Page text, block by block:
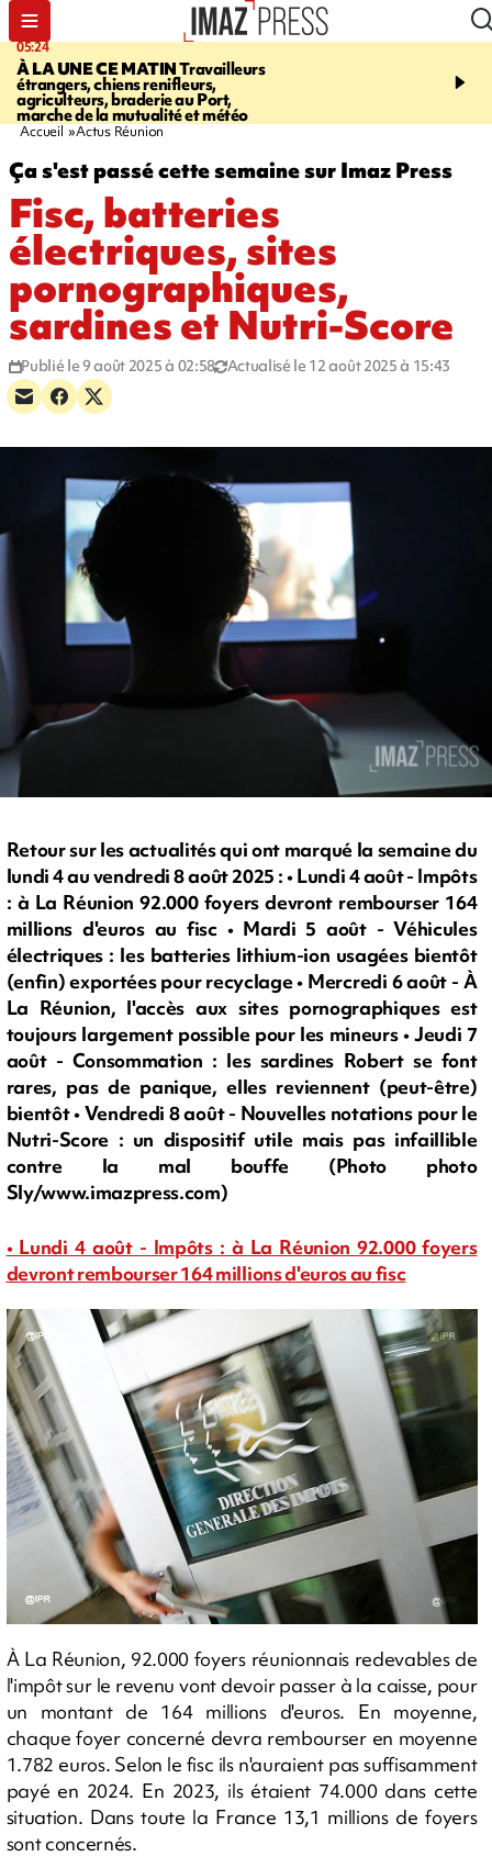
05:24
À LA UNE CE MATINTravailleurs
étrangers, chiens renifleurs,
agriculteurs, braderie au Port,
marche de la mutualité et météo
07:05
mobilisés pour traquer
Accueil Actus Réunion
Ça s'est passé cette semaine sur Imaz Press
Fisc, batteries
électriques, sites
pornographiques,
sardines et Nutri-Score
Publié le 9 août 2025 à 02:58 Actualisé le 12 août 2025 à 15:43
Retour sur les actualités qui ont marqué la semaine du
lundi 4 au vendredi 8 août 2025 : • Lundi 4 août - Impôts
: à La Réunion 92.000 foyers devront rembourser 164
millions d'euros au fisc • Mardi 5 août - Véhicules
électriques : les batteries lithium-ion usagées bientôt
(enfin) exportées pour recyclage • Mercredi 6 août - À
La Réunion, l'accès aux sites pornographiques est
toujours largement possible pour les mineurs • Jeudi 7
août - Consommation : les sardines Robert se font
rares, pas de panique, elles reviennent (peut-être)
bientôt • Vendredi 8 août - Nouvelles notations pour le
Nutri-Score : un dispositif utile mais pas infaillible
contre la mal bouffe (Photo photo
Sly/www.imazpress.com)
• Lundi 4 août - Impôts : à La Réunion 92.000 foyers
devront rembourser 164 millions d'euros au fisc
À La Réunion, 92.000 foyers réunionnais redevables de
l'impôt sur le revenu vont devoir passer à la caisse, pour
un montant de 164 millions d'euros. En moyenne,
chaque foyer concerné devra rembourser en moyenne
1.782 euros. Selon le fisc ils n'auraient pas suffisamment
payé en 2024. En 2023, ils étaient 74.000 dans cette
situation. Dans toute la France 13,1 millions de foyers
sont concernés.